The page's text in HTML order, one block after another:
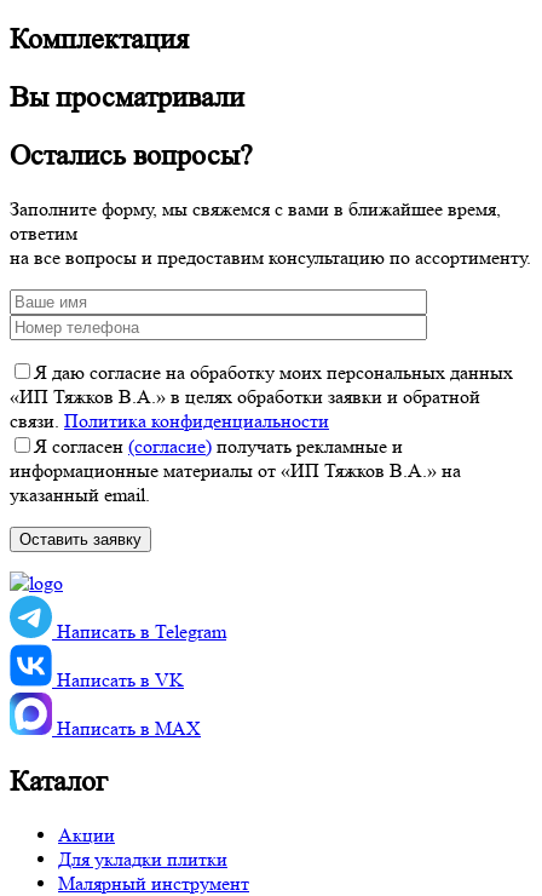
Комплектация
Вы просматривали
Остались вопросы?
Заполните форму, мы свяжемся с вами в ближайшее время,
ответим
на все вопросы и предоставим консультацию по ассортименту.
Я даю согласие на обработку моих персональных данных
«ИП Тяжков В.А.» в целях обработки заявки и обратной
связи. Политика конфиденциальности
Я согласен (согласие) получать рекламные и
информационные материалы от «ИП Тяжков В.А.» на
указанный email.
Написать в Telegram
Написать в VK
Написать в MАХ
Каталог
Акции
Для укладки плитки
Малярный инструмент